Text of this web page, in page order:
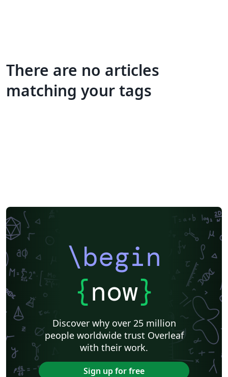
There are no articles
matching your tags
\begin
{now}
Discover why over 25 million
people worldwide trust Overleaf
with their work.
Sign up for free